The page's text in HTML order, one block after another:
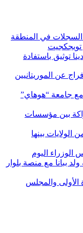
السجلات في المنطقة
تويجكجيت
توثيق باستفادة
عن الموريتانيين
جامعة “هوهاي”
بين مؤسسات
الولايات بينها
الوزراء اليوم
ببانا مع منصة بلوار
الأولى والمجلس